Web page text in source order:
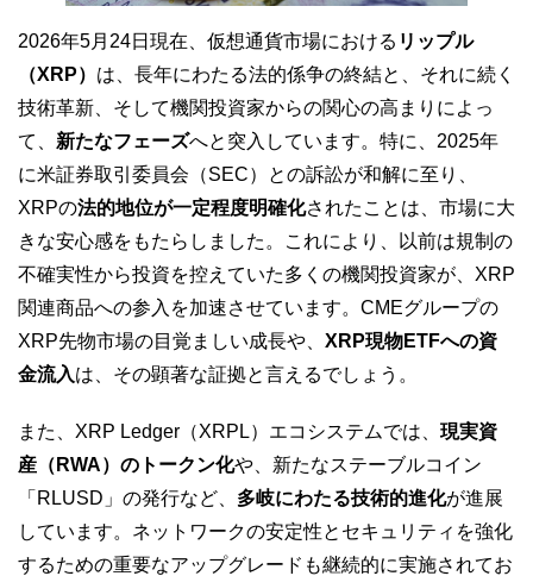
2026年5月24日現在、仮想通貨市場における リップル
（XRP） は、長年にわたる法的係争の終結と、それに続く
技術革新、そして機関投資家からの関心の高まりによっ
て、 新たなフェーズへと突入しています。特に、2025年
に米証券取引委員会（SEC）との訴訟が和解に至り、
XRPの法的地位が一定程度明確化されたことは、市場に大
きな安心感をもたらしました。これにより、以前は規制の
不確実性から投資を控えていた多くの機関投資家が、XRP
関連商品への参入を加速させています。CMEグループの
XRP先物市場の目覚ましい成長や、 XRP現物ETFへの資
金流入は、その顕著な証拠と言えるでしょう。
また、XRP Ledger（XRPL）エコシステムでは、 現実資
産（RWA）のトークン化や、新たなステーブルコイン
「RLUSD」の発行など、 多岐にわたる技術的進化が進展
しています。ネットワークの安定性とセキュリティを強化
するための重要なアップグレードも継続的に実施されてお